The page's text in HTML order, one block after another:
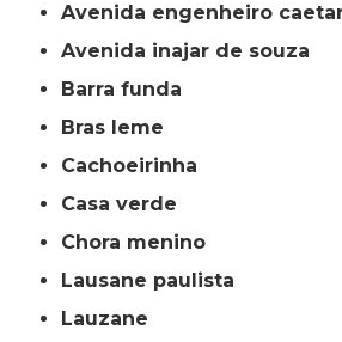
avenida engenheiro
avenida inajar de souza
barra funda
bras leme
cachoeirinha
casa verde
chora menino
lausane paulista
lauzane